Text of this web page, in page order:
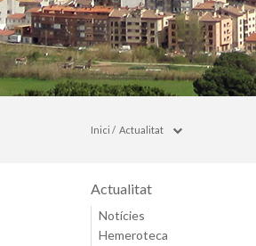
Inici / Actualitat
Actualitat
Notícies
Hemeroteca